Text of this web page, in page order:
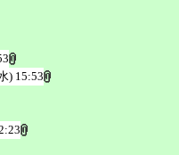
) 15:53